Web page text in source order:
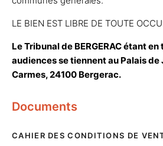
LE BIEN EST LIBRE DE TOUTE
Le Tribunal de BERGERAC étant
audiences se tiennent au Palais
Carmes, 24100 Bergerac.
Documents
CAHIER DES CONDITIONS DE